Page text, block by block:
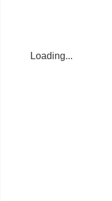
Loading...